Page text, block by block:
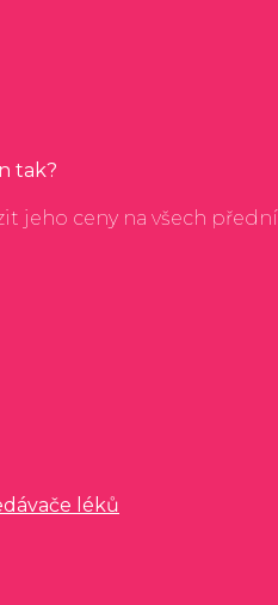
tak?
jeho ceny na všech
léků